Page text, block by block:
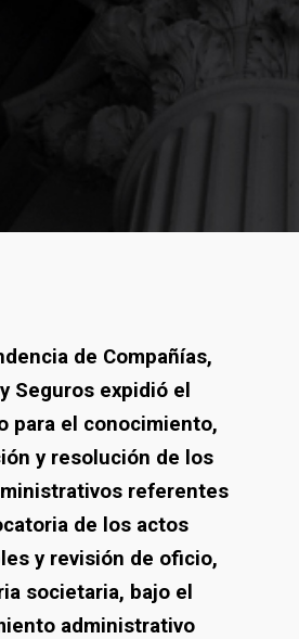
de Compañías,
Seguros expidió el
para el conocimiento,
y resolución de los
referentes
de los actos
y revisión de oficio,
societaria, bajo el
administrativo